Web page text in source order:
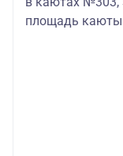
площадь